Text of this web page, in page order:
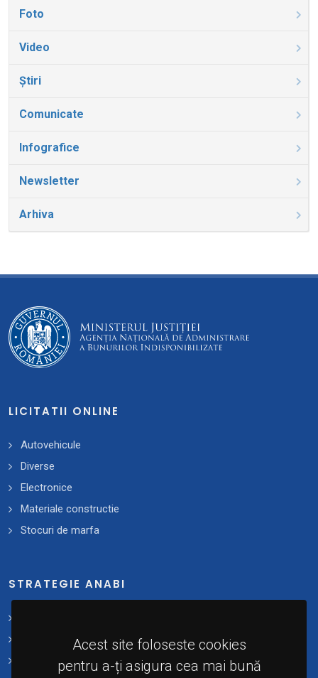
Acest site foloseste cookies
pentru a-ți asigura cea mai bună
Foto
Video
Știri
Comunicate
Infografice
Newsletter
Arhiva
LICITATII ONLINE
Autovehicule
Diverse
Electronice
Materiale constructie
Stocuri de marfa
STRATEGIE ANABI
Plan 2021 - 2025
Implementare